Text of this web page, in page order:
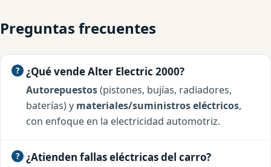
Preguntas frecuentes
¿Qué vende Alter Electric 2000?
Autorepuestos(pistones, bujías, radiadores,
baterías) y materiales/suministros eléctricos,
con enfoque en la electricidad automotriz.
¿Atienden fallas eléctricas del carro?